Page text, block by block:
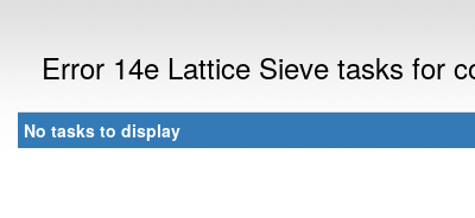
Error 14e Lattice Sieve tasks for
No tasks to display